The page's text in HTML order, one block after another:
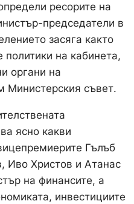
ресорите на
председатели в
засяга както
на кабинета,
органи на
Министерския съвет.
ясно какви
Гълъб
Иво Христов и Атанас
на финансите, а
инвестициите